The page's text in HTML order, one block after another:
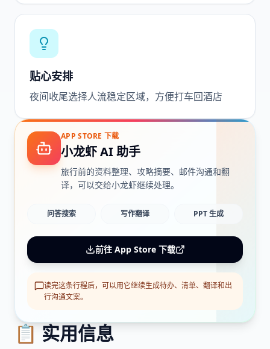
贴心安排
夜间收尾选择人流稳定区域，方便打车回酒店
APP STORE 下载
小龙虾 AI 助手
旅行前的资料整理、攻略摘要、邮件沟通和翻
译，可以交给小龙虾继续处理。
问答搜索 写作翻译 PPT 生成
前往 App Store 下载
读完这条行程后，可以用它继续生成待办、清单、翻译和出
行沟通文案。
📋 实用信息